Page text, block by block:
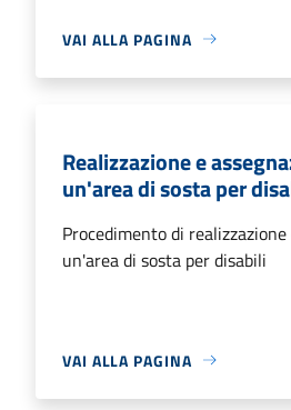
VAI ALLA PAGINA
Realizzazione e
un'area di sosta per
Procedimento di
un'area di sosta per disabili
VAI ALLA PAGINA